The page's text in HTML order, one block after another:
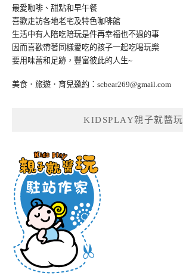
最愛咖啡、甜點和早午餐
喜歡走訪各地老宅及特色咖啡館
生活中有人陪吃陪玩是件再幸福也不過的事
因而喜歡帶著同樣愛吃的孩子一起吃喝玩樂
要用味蕾和足跡，豐富彼此的人生~
美食．旅遊．育兒邀約： scbear269@gmail.com
KIDSPLAY親子就醬玩